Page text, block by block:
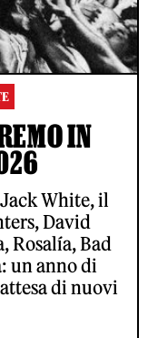
IN
White, il
David
Rosalía, Bad
un anno di
di nuovi